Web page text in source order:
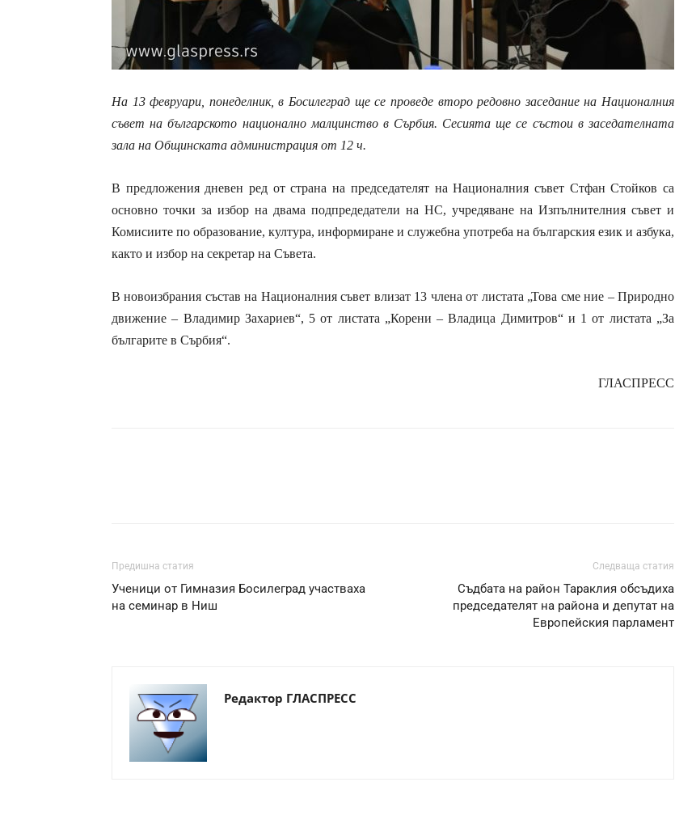
На 13 февруари, понеделник, в Босилеград ще се проведе второ редовно заседание на Националния
съвет на българското национално малцинство в Сърбия. Сесията ще се състои в заседателната
зала на Общинската администрация от 12 ч.
В предложения дневен ред от страна на председателят на Националния съвет Стфан Стойков са
основно точки за избор на двама подпредедатели на НС, учредяване на Изпълнителния съвет и
Комисиите по образование, култура, информиране и служебна употреба на българския език и азбука,
както и избор на секретар на Съвета.
В новоизбрания състав на Националния съвет влизат 13 члена от листата „Това сме ние – Природно
движение – Владимир Захариев“, 5 от листата „Корени – Владица Димитров“ и 1 от листата „За
българите в Сърбия“.
ГЛАСПРЕСС
Предишна статия
Ученици от Гимназия Босилеград участваха
на семинар в Ниш
Следваща статия
Съдбата на район Тараклия обсъдиха
председателят на района и депутат на
Европейския парламент
Редактор ГЛАСПРЕСС